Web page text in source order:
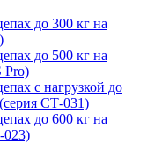
до 300 кг на
до 500 кг на
Pro)
с нагрузкой до
СТ-031)
до 600 кг на
023)